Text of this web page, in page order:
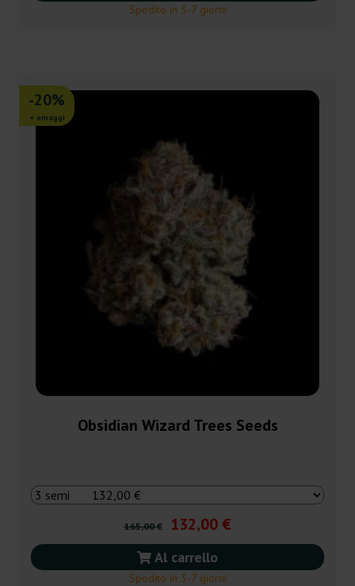
Spedito in 3-7 giorni
-20%
+ omaggi
Obsidian Wizard Trees Seeds
165,00 € 132,00 €
Al carrello
Spedito in 3-7 giorni